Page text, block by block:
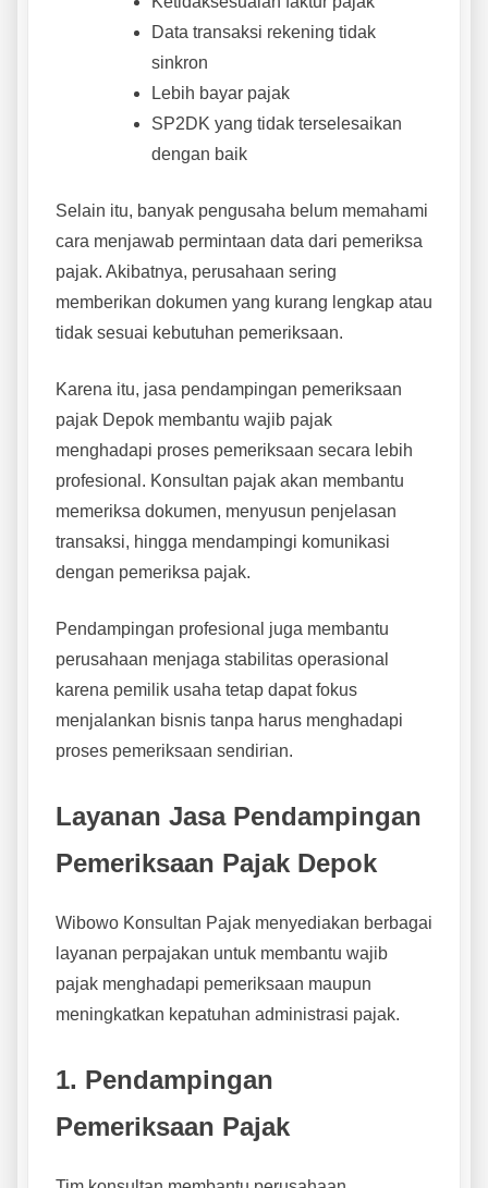
Data transaksi rekening tidak
sinkron
Lebih bayar pajak
SP2DK yang tidak terselesaikan
dengan baik
Selain itu, banyak pengusaha belum memahami
cara menjawab permintaan data dari pemeriksa
pajak. Akibatnya, perusahaan sering
memberikan dokumen yang kurang lengkap atau
tidak sesuai kebutuhan pemeriksaan.
Karena itu, jasa pendampingan pemeriksaan
pajak Depok membantu wajib pajak
menghadapi proses pemeriksaan secara lebih
profesional. Konsultan pajak akan membantu
memeriksa dokumen, menyusun penjelasan
transaksi, hingga mendampingi komunikasi
dengan pemeriksa pajak.
Pendampingan profesional juga membantu
perusahaan menjaga stabilitas operasional
karena pemilik usaha tetap dapat fokus
menjalankan bisnis tanpa harus menghadapi
proses pemeriksaan sendirian.
Layanan Jasa Pendampingan
Pemeriksaan Pajak Depok
Wibowo Konsultan Pajak menyediakan berbagai
layanan perpajakan untuk membantu wajib
pajak menghadapi pemeriksaan maupun
meningkatkan kepatuhan administrasi pajak.
1. Pendampingan
Pemeriksaan Pajak